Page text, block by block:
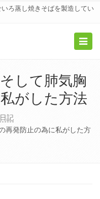
ろ蒸し焼きそばを製造してい
して肺気胸
がした方法
日記
再発防止の為に私がした方